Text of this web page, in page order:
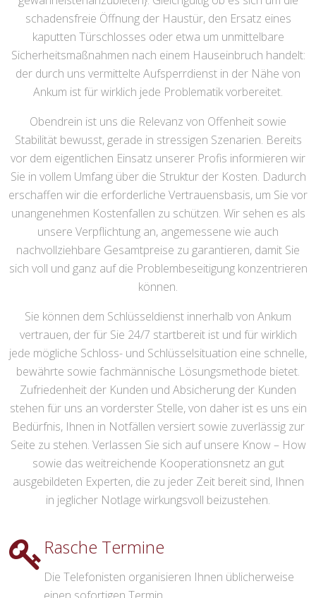
schadensfreie Öffnung der Haustür, den Ersatz eines
kaputten Türschlosses oder etwa um unmittelbare
Sicherheitsmaßnahmen nach einem Hauseinbruch handelt:
der durch uns vermittelte Aufsperrdienst in der Nähe von
Ankum ist für wirklich jede Problematik vorbereitet.
Obendrein ist uns die Relevanz von Offenheit sowie
Stabilität bewusst, gerade in stressigen Szenarien. Bereits
vor dem eigentlichen Einsatz unserer Profis informieren wir
Sie in vollem Umfang über die Struktur der Kosten. Dadurch
erschaffen wir die erforderliche Vertrauensbasis, um Sie vor
unangenehmen Kostenfallen zu schützen. Wir sehen es als
unsere Verpflichtung an, angemessene wie auch
nachvollziehbare Gesamtpreise zu garantieren, damit Sie
sich voll und ganz auf die Problembeseitigung konzentrieren
können.
Sie können dem Schlüsseldienst innerhalb von Ankum
vertrauen, der für Sie 24/7 startbereit ist und für wirklich
jede mögliche Schloss- und Schlüsselsituation eine schnelle,
bewährte sowie fachmännische Lösungsmethode bietet.
Zufriedenheit der Kunden und Absicherung der Kunden
stehen für uns an vorderster Stelle, von daher ist es uns ein
Bedürfnis, Ihnen in Notfällen versiert sowie zuverlässig zur
Seite zu stehen. Verlassen Sie sich auf unsere Know – How
sowie das weitreichende Kooperationsnetz an gut
ausgebildeten Experten, die zu jeder Zeit bereit sind, Ihnen
in jeglicher Notlage wirkungsvoll beizustehen.
Rasche Termine
Die Telefonisten organisieren Ihnen üblicherweise